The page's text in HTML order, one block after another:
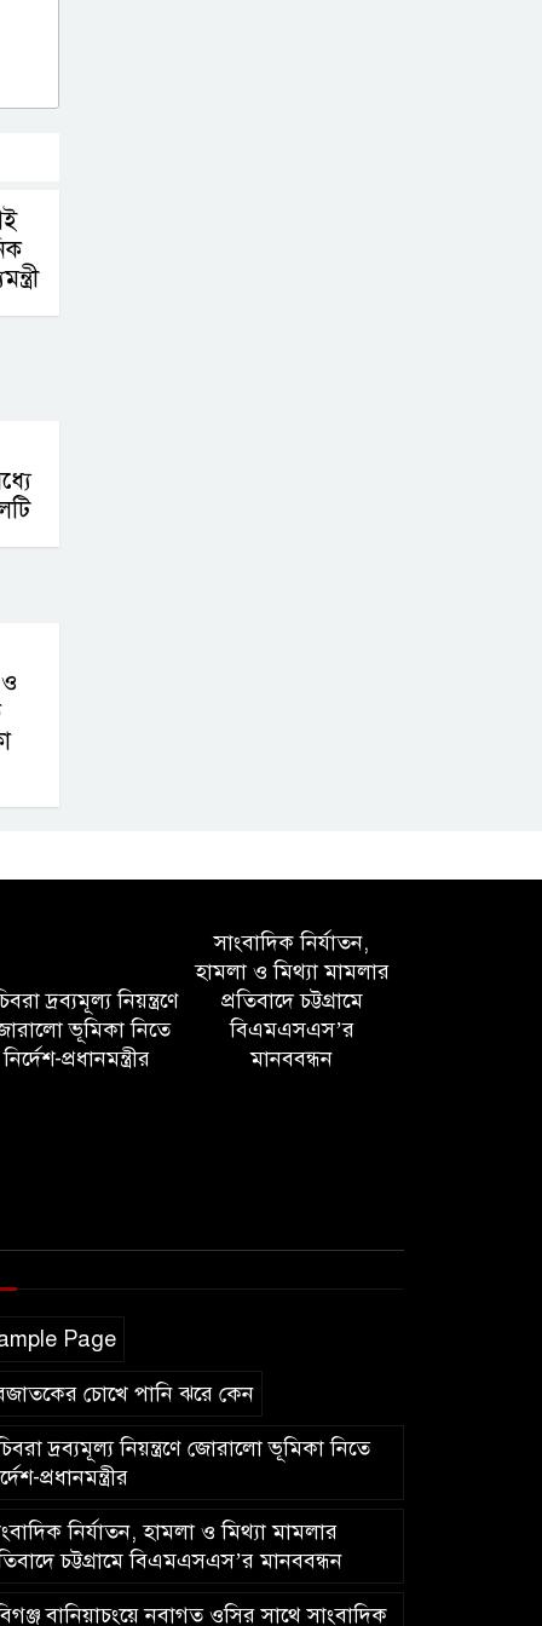
দ্রব্যমূল্য নিয়ন্ত্রণে
ভূমিকা নিতে
নির্দেশ-প্রধানমন্ত্রীর
সাংবাদিক নির্যাতন,
হামলা ও মিথ্যা মামলার
প্রতিবাদে চট্টগ্রামে
বিএমএসএস’র
মানববন্ধন
Page
চোখে পানি ঝরে কেন
দ্রব্যমূল্য নিয়ন্ত্রণে জোরালো ভূমিকা নিতে
প্রধানমন্ত্রীর
নির্যাতন, হামলা ও মিথ্যা মামলার
চট্টগ্রামে বিএমএসএস’র মানববন্ধন
বানিয়াচংয়ে নবাগত ওসির সাথে সাংবাদিক